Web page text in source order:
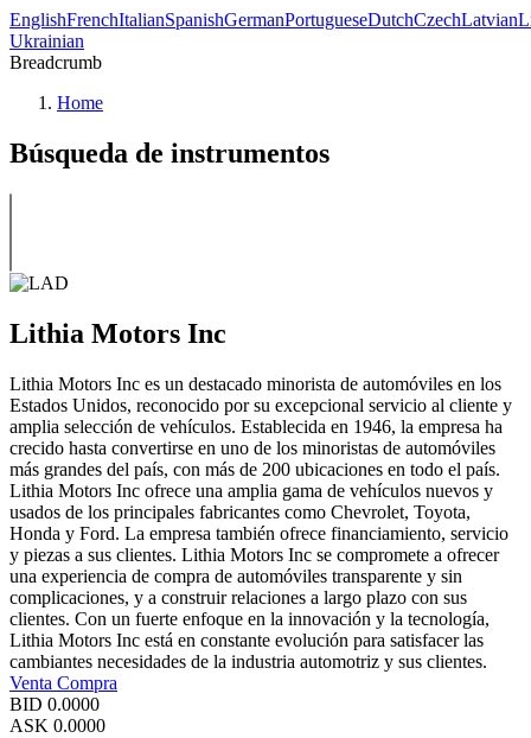
EnglishFrenchItalianSpanishGermanPortugueseDutchCzechLatvian
Ukrainian
Breadcrumb
Home
Búsqueda de instrumentos
Lithia Motors Inc
Lithia Motors Inc es un destacado minorista de automóviles en los
Estados Unidos, reconocido por su excepcional servicio al cliente y
amplia selección de vehículos. Establecida en 1946, la empresa ha
crecido hasta convertirse en uno de los minoristas de automóviles
más grandes del país, con más de 200 ubicaciones en todo el país.
Lithia Motors Inc ofrece una amplia gama de vehículos nuevos y
usados de los principales fabricantes como Chevrolet, Toyota,
Honda y Ford. La empresa también ofrece financiamiento, servicio
y piezas a sus clientes. Lithia Motors Inc se compromete a ofrecer
una experiencia de compra de automóviles transparente y sin
complicaciones, y a construir relaciones a largo plazo con sus
clientes. Con un fuerte enfoque en la innovación y la tecnología,
Lithia Motors Inc está en constante evolución para satisfacer las
cambiantes necesidades de la industria automotriz y sus clientes.
Venta Compra
BID 0.0000
ASK 0.0000